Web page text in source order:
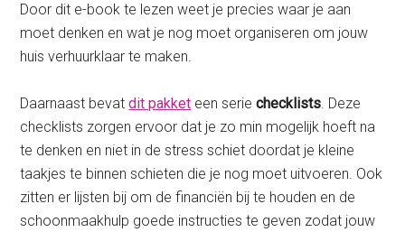
Door dit e-book te lezen weet je precies waar je aan
moet denken en wat je nog moet organiseren om jouw
huis verhuurklaar te maken.
Daarnaast bevatdit pakket een seriechecklists. Deze
checklists zorgen ervoor dat je zo min mogelijk hoeft na
te denken en niet in de stress schiet doordat je kleine
taakjes te binnen schieten die je nog moet uitvoeren. Ook
zitten er lijsten bij om de financiën bij te houden en de
schoonmaakhulp goede instructies te geven zodat jouw